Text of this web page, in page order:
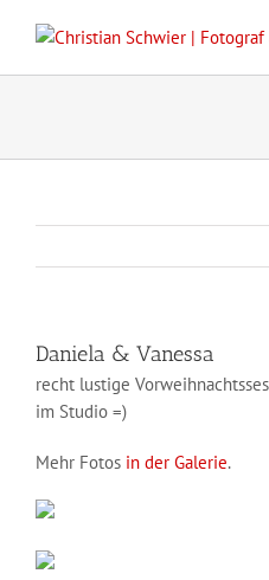
Inhalt
Daniela & Vanessa
recht lustige
im Studio =)
Mehr Fotos in der Galerie.